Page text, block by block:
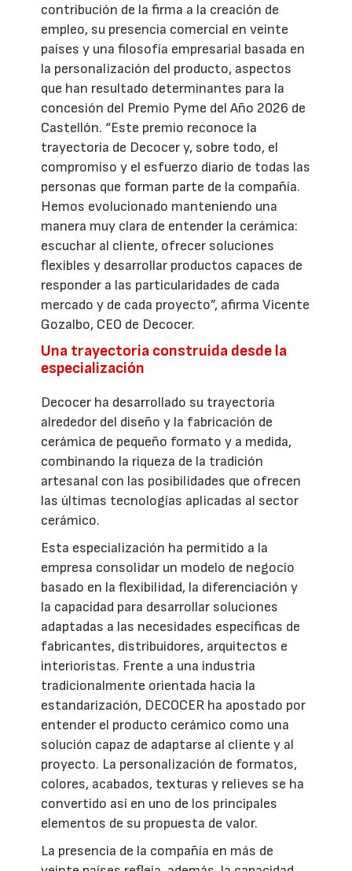
contribución de la firma a la creación de
empleo, su presencia comercial en veinte
países y una filosofía empresarial basada en
la personalización del producto, aspectos
que han resultado determinantes para la
concesión del Premio Pyme del Año 2026 de
Castellón. “Este premio reconoce la
trayectoria de Decocer y, sobre todo, el
compromiso y el esfuerzo diario de todas las
personas que forman parte de la compañía.
Hemos evolucionado manteniendo una
manera muy clara de entender la cerámica:
escuchar al cliente, ofrecer soluciones
flexibles y desarrollar productos capaces de
responder a las particularidades de cada
mercado y de cada proyecto”, afirma Vicente
Gozalbo, CEO de Decocer.
Una trayectoria construida desde la
especialización
Decocer ha desarrollado su trayectoria
alrededor del diseño y la fabricación de
cerámica de pequeño formato y a medida,
combinando la riqueza de la tradición
artesanal con las posibilidades que ofrecen
las últimas tecnologías aplicadas al sector
cerámico.
Esta especialización ha permitido a la
empresa consolidar un modelo de negocio
basado en la flexibilidad, la diferenciación y
la capacidad para desarrollar soluciones
adaptadas a las necesidades específicas de
fabricantes, distribuidores, arquitectos e
interioristas. Frente a una industria
tradicionalmente orientada hacia la
estandarización, DECOCER ha apostado por
entender el producto cerámico como una
solución capaz de adaptarse al cliente y al
proyecto. La personalización de formatos,
colores, acabados, texturas y relieves se ha
convertido así en uno de los principales
elementos de su propuesta de valor.
La presencia de la compañía en más de